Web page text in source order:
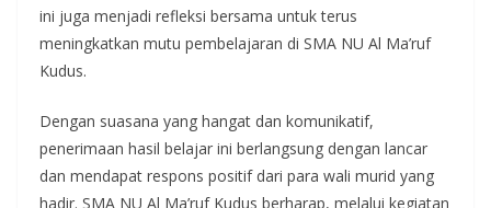
ini juga menjadi refleksi bersama untuk terus
meningkatkan mutu pembelajaran di SMA NU Al Ma’ruf
Kudus.
Dengan suasana yang hangat dan komunikatif,
penerimaan hasil belajar ini berlangsung dengan lancar
dan mendapat respons positif dari para wali murid yang
hadir. SMA NU Al Ma’ruf Kudus berharap, melalui kegiatan